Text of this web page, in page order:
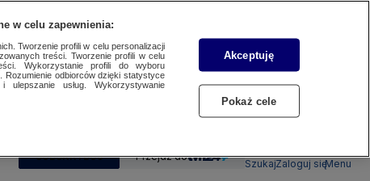
SUBSKRYBUJ Przejdź do
SzukajZaloguj sięMenu
w celu zapewnienia:
Tworzenie profili w celu personalizacji
treści. Tworzenie profili w celu
Wykorzystanie profili do wyboru
Rozumienie odbiorców dzięki statystyce
usług. Wykorzystywanie
Akceptuję
Pokaż cele